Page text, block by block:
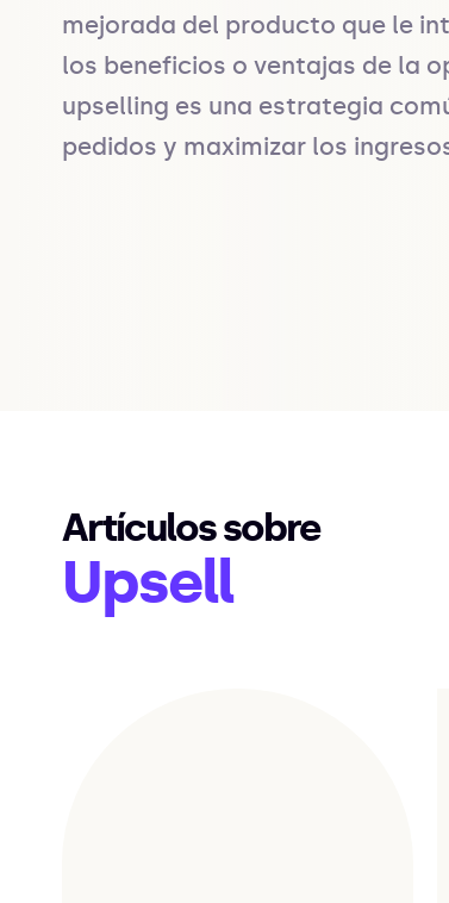
mejorada del producto que le
los beneficios o ventajas de la
upselling es una estrategia
pedidos y maximizar los
Artículos sobre
Upsell